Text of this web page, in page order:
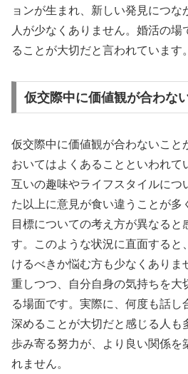
ョンが生まれ、新しい発見につな
人が少なくありません。婚活の場
ることが大切だと言われています。
仮交際中に価値観が合わな
仮交際中に価値観が合わないこと
おいてはよくあることといわれて
互いの趣味やライフスタイルにつ
た以上に意見が食い違うことが多
目標についての考え方が異なる
す。このような状況に直面すると
けるべきか悩む方も少なくありま
重しつつ、自分自身の気持ちを大
る場面です。実際に、何度も話し
深めることが大切だと感じる人も
歩み寄る努力が、より良い関係を
れません。